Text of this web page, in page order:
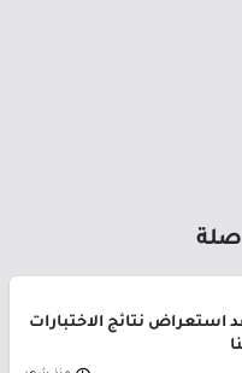
صلة
استعراض نتائج الاختبارات